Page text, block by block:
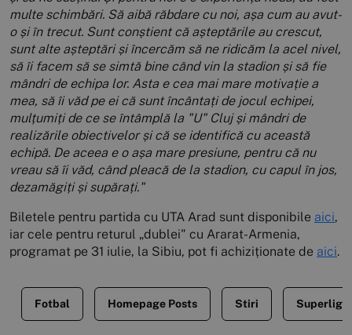
multe schimbări. Să aibă răbdare cu noi, așa cum au avut-
o și în trecut. Sunt conștient că așteptările au crescut,
sunt alte așteptări și încercăm să ne ridicăm la acel nivel,
să îi facem să se simtă bine când vin la stadion și să fie
mândri de echipa lor. Asta e cea mai mare motivație a
mea, să îi văd pe ei că sunt încântați de jocul echipei,
mulțumiți de ce se întâmplă la "U" Cluj și mândri de
realizările obiectivelor și că se identifică cu această
echipă. De aceea e o așa mare presiune, pentru că nu
vreau să îi văd, când pleacă de la stadion, cu capul în jos,
dezamăgiți și supărați."
Biletele pentru partida cu UTA Arad sunt disponibile aici,
iar cele pentru returul „dublei" cu Ararat-Armenia,
programat pe 31 iulie, la Sibiu, pot fi achiziționate de aici.
Fotbal Homepage Posts Stiri Superliga